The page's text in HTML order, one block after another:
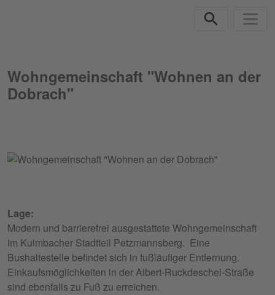
Wohngemeinschaft "Wohnen an der
Dobrach"
Lage:
Modern und barrierefrei ausgestattete Wohngemeinschaft
im Kulmbacher Stadtteil Petzmannsberg. Eine
Bushaltestelle befindet sich in fußläufiger Entfernung.
Einkaufsmöglichkeiten in der Albert-Ruckdeschel-Straße
sind ebenfalls zu Fuß zu erreichen.